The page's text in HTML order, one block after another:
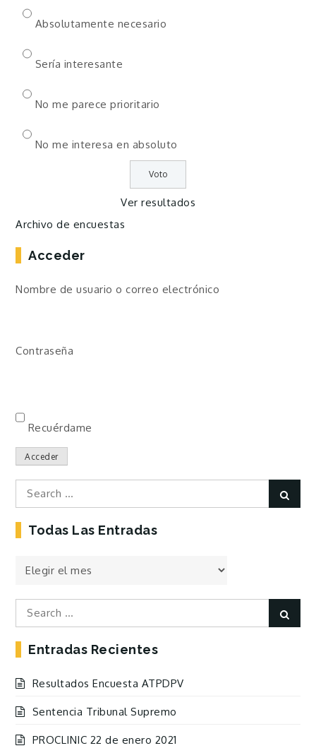
Absolutamente necesario
Sería interesante
No me parece prioritario
No me interesa en absoluto
Ver resultados
Archivo de encuestas
Acceder
Nombre de usuario o correo electrónico
Contraseña
Recuérdame
Acceder
Search
for:
Todas Las Entradas
Todas
Entradas
Search
for:
Entradas Recientes
Resultados Encuesta ATPDPV
Sentencia Tribunal Supremo
PROCLINIC 22 de enero 2021